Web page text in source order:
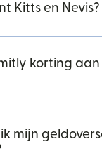
Kitts en Nevis?
korting
ik mijn